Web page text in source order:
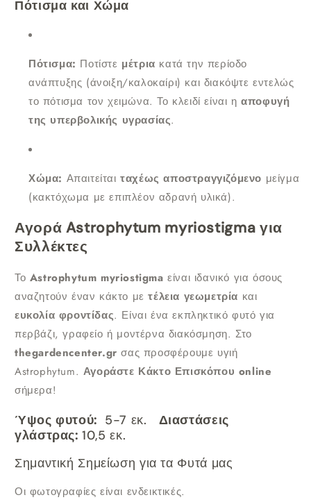
Πότισμα και Χώμα
Πότισμα: Ποτίστε μέτρια κατά την περίοδο
ανάπτυξης (άνοιξη/καλοκαίρι) και διακόψτε εντελώς
το πότισμα τον χειμώνα. Το κλειδί είναι ηαποφυγή
της υπερβολικής υγρασίας.
Χώμα: Απαιτείταιταχέως αποστραγγιζόμενο μείγμα
(κακτόχωμα με επιπλέον αδρανή υλικά).
Αγορά Astrophytum myriostigma για
Συλλέκτες
Το Astrophytum myriostigma είναι ιδανικό για όσους
αναζητούν έναν κάκτο μετέλεια γεωμετρία και
ευκολία φροντίδας. Είναι ένα εκπληκτικό φυτό για
περβάζι, γραφείο ή μοντέρνα διακόσμηση. Στο
thegardencenter.gr σας προσφέρουμε υγιή
Astrophytum. Αγοράστε Κάκτο Επισκόπου online
σήμερα!
Ύψος φυτού: 5-7 εκ. Διαστάσεις
γλάστρας: 10,5 εκ.
Σημαντική Σημείωση για τα Φυτά μας
Οι φωτογραφίες είναι ενδεικτικές.